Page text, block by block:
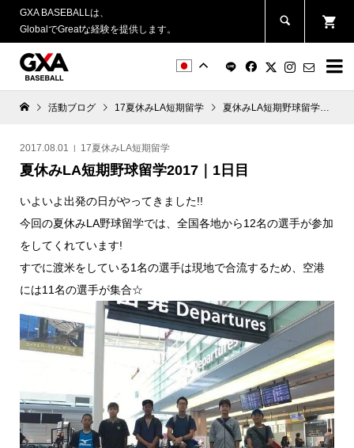
GXA BASEBALLは、
GlobalでGreatな経験を提供します。


活動ブログ 17夏休みLA短期留学 夏休みLA短期野球留学2017｜1日目
2017.08.01 17夏休みLA短期留学
夏休みLA短期野球留学2017｜1日目
いよいよ出発の日がやってきました!!
今回の夏休みLA野球留学では、全国各地から12名の選手が参加
をしてくれています!
すでに渡米をしている1名の選手は現地で合流するため、空港
には11名の選手が集合☆